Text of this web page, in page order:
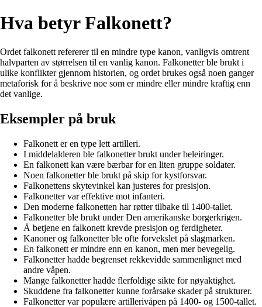
Hva betyr Falkonett?
Ordet falkonett refererer til en mindre type kanon, vanligvis omtrent
halvparten av størrelsen til en vanlig kanon. Falkonetter ble brukt i
ulike konflikter gjennom historien, og ordet brukes også noen ganger
metaforisk for å beskrive noe som er mindre eller mindre kraftig enn
det vanlige.
Eksempler på bruk
Falkonett er en type lett artilleri.
I middelalderen ble falkonetter brukt under beleiringer.
En falkonett kan være bærbar for en liten gruppe soldater.
Noen falkonetter ble brukt på skip for kystforsvar.
Falkonettens skytevinkel kan justeres for presisjon.
Falkonetter var effektive mot infanteri.
Den moderne falkonetten har røtter tilbake til 1400-tallet.
Falkonetter ble brukt under Den amerikanske borgerkrigen.
Å betjene en falkonett krevde presisjon og ferdigheter.
Kanoner og falkonetter ble ofte forvekslet på slagmarken.
En falkonett er mindre enn en kanon, men mer bevegelig.
Falkonetter hadde begrenset rekkevidde sammenlignet med
andre våpen.
Mange falkonetter hadde flerfoldige sikte for nøyaktighet.
Skuddene fra falkonetter kunne forårsake skader på strukturer.
Falkonetter var populære artillerivåpen på 1400- og 1500-tallet.